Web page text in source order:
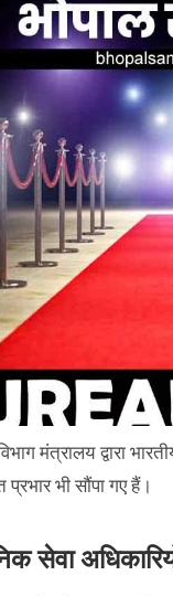
मंत्रालय द्वारा
भी सौंपा गए हैं।
सेवा